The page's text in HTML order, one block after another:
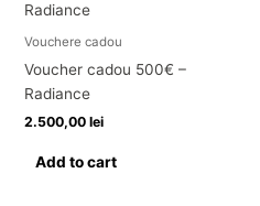
Vouchere cadou
Voucher cadou 500€ –
Radiance
2.500,00 lei
Add to cart